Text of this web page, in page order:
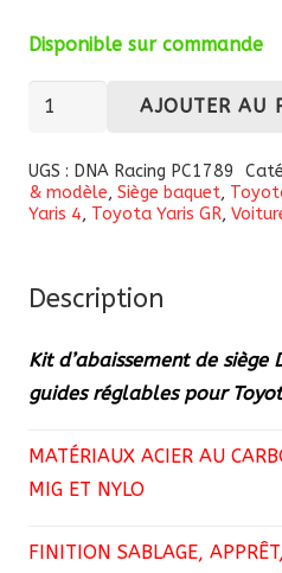
Disponible sur commande
quantité
Kit
d'abaissement
DNA
PC1789
avec
réglables
pour
Yaris
AJOUTER AU
UGS : DNA Racing PC1789
& modèle, Siège baquet,
Yaris 4, Toyota Yaris GR,
Description
Kit d’abaissement de siège
guides réglables pour
MATÉRIAUX ACIER AU
MIG ET NYLO
FINITION SABLAGE,